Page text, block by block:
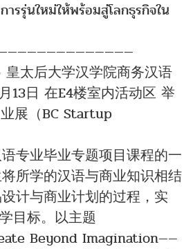
รรุ่นใหม่ให้พร้อมสู่โลกธุรกิจใน
皇太后大学汉学院商务汉语
13日 在E4楼室内活动区 举
展（BC Startup
专业毕业专题项目课程的一
所学的汉语与商业知识相结
计与商业计划的过程，实
目标。以主题
Beyond Imagination——